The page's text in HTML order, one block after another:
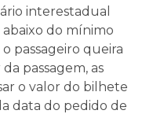
interestadual
do mínimo
passageiro queira
passagem, as
o valor do bilhete
data do pedido de